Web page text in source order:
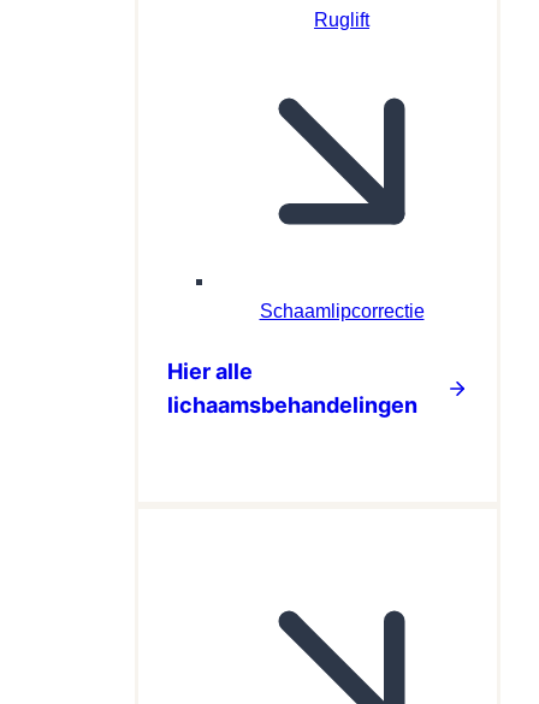
Ruglift
Schaamlipcorrectie
Hier alle
lichaamsbehandelingen